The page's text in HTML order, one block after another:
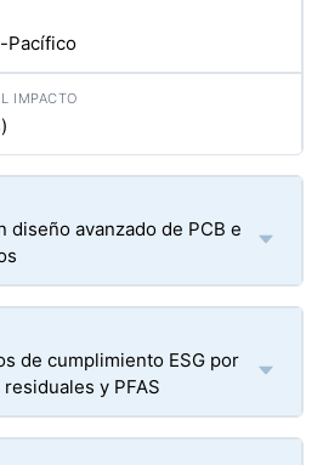
Pacífico
diseño avanzado de PCB e
de cumplimiento ESG por
y PFAS